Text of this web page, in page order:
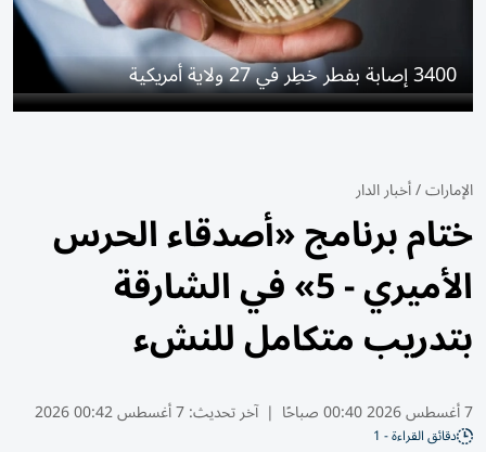
3400 إصابة بفطر خطِر في 27 ولاية أمريكية
الإمارات/أخبار الدار
ختام برنامج «أصدقاء الحرس
الأميري - 5» في الشارقة
بتدريب متكامل للنشء
7 أغسطس 2026 00:40 صباحًا | آخر تحديث:7 أغسطس 00:42 2026
دقائق القراءة - 1